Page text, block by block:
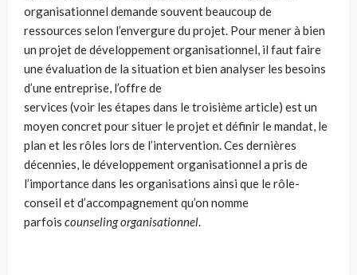
organisationnel demande souvent beaucoup de
ressources selon l’envergure du projet. Pour mener à bien
un projet de développement organisationnel, il faut faire
une évaluation de la situation et bien analyser les besoins
d’une entreprise, l’offre de
services (voir les étapes dans le troisième article) est un
moyen concret pour situer le projet et définir le mandat, le
plan et les rôles lors de l’intervention. Ces dernières
décennies, le développement organisationnel a pris de
l’importance dans les organisations ainsi que le rôle-
conseil et d’accompagnement qu’on nomme
parfois counseling organisationnel.